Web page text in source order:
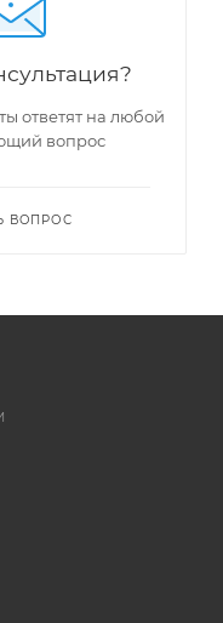
ответят на любой
вопрос
ВОПРОС